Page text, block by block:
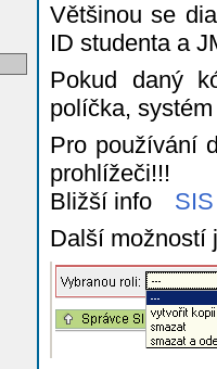
Většinou se
ID studenta a
Pokud daný
políčka,
Pro používání
prohlížeči!!!
Bližší info
Další možností